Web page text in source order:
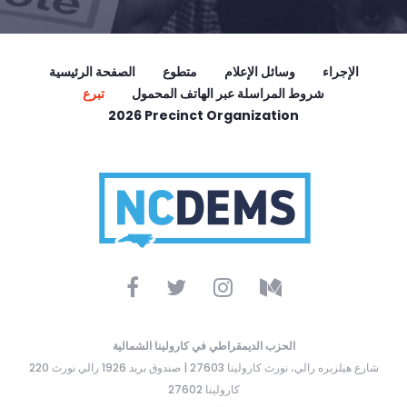
الصفحة الرئيسية متطوع وسائل الإعلام
الإجراء
تبرع
شروط المراسلة عبر الهاتف المحمول
2026 Precinct Organization
الحزب الديمقراطي في كارولينا الشمالية
220 شارع هيلزبره رالي، نورث كارولينا 27603 | صندوق بريد 1926 رالي نورث
كارولينا 27602